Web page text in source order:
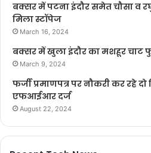
बक्सर में पटना इंदौर समेत चौसा व
मिला स्टॉपेज
March 16, 2024
बक्सर में खुला इंदौर का मशहूर चाट
March 9, 2024
फर्जी प्रमाणपत्र पर नौकरी कर रहे दो
एफआईआर दर्ज
August 22, 2024